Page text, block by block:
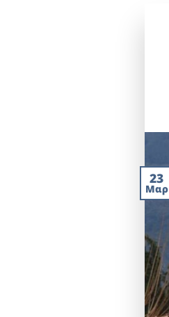
23
Μαρ